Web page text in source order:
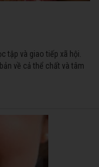
tập và giao tiếp xã hội.
về cả thể chất và tâm